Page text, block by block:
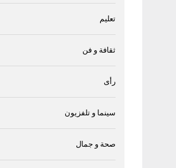
تعليم
ثقافة و فن
رأى
سينما و تلفزيون
صحة و جمال